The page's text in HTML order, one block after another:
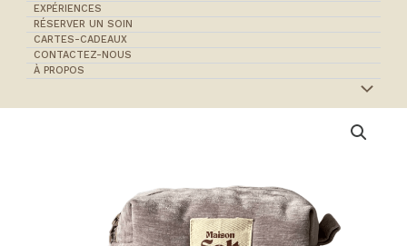
EXPÉRIENCES
RÉSERVER UN SOIN
CARTES-CADEAUX
CONTACTEZ-NOUS
À PROPOS
quantité